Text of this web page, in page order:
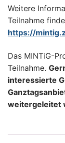
Weitere
Teilnahme
https://
Das MINTiG-
Teilnahme.
interessierte
weitergeleitet